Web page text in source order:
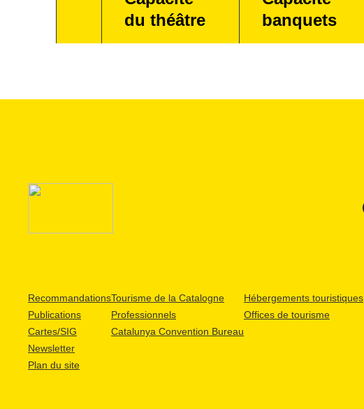
du théâtre
banquets
Recommandations
Publications
Cartes/SIG
Newsletter
Plan du site
Tourisme de la Catalogne
Professionnels
Catalunya Convention Bureau
Hébergements touristiques
Offices de tourisme